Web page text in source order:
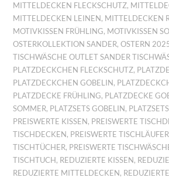
MITTELDECKEN FLECKSCHUTZ,
MITTELDECKEN LEINEN , MITTELDECKEN
MOTIVKISSEN FRÜHLING, MOTIVKISSEN
OSTERKOLLEKTION SANDER,OSTERN
TISCHWÄSCHE OUTLET SANDER
PLATZDECKCHEN FLECKSCHUTZ,
PLATZDECKCHEN GOBELIN ,
PLATZDECKE FRÜHLING, PLATZDECKE
SOMMER, PLATZSETS GOBELIN ,
PREISWERTE KISSEN , PREISWERTE
TISCHDECKEN , PREISWERTE TISCHLÄUFER
TISCHTÜCHER, PREISWERTE
TISCHTUCH , REDUZIERTE KISSEN ,
REDUZIERTE MITTELDECKEN ,